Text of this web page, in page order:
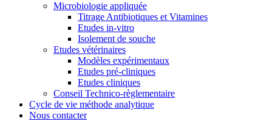
Microbiologie appliquée
Titrage Antibiotiques et Vitamines
Etudes in-vitro
Isolement de souche
Etudes vétérinaires
Modèles expérimentaux
Etudes pré-cliniques
Etudes cliniques
Conseil Technico-règlementaire
Cycle de vie méthode analytique
Nous contacter